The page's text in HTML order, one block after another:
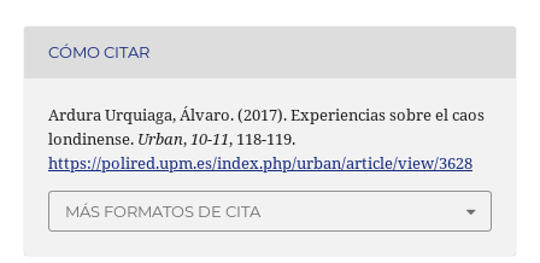
CÓMO CITAR
Ardura Urquiaga, Álvaro. (2017). Experiencias sobre el caos
londinense. Urban,10-11, 118-119.
https://polired.upm.es/index.php/urban/article/view/3628
MÁS FORMATOS DE CITA